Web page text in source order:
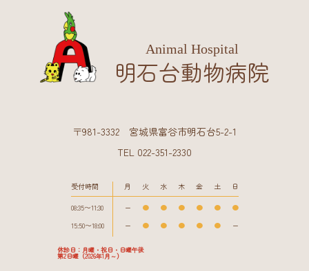
Animal Hospital
明石台動物病院
〒981-3332 宮城県富谷市明石台5-2-1
TEL 022-351-2330
受付時間 月 火 水 木 金 土 日
08:35〜11:30 ー ● ● ● ● ●
●
15:50〜18:00
ー ● ● ● ● ● ー
休診日：月曜・祝日・日曜午後
第2日曜（2026年1月～）